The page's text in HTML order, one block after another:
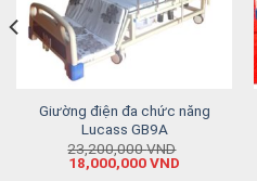
Giường điện đa chức năng
Lucass GB9A
23,200,000VND
18,000,000VND